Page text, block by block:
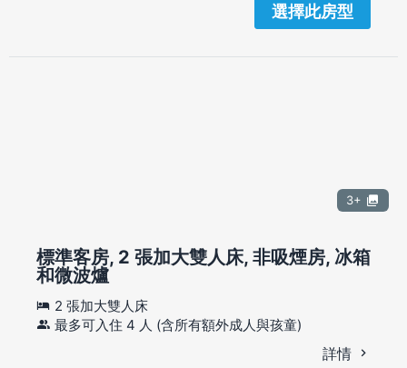
選擇此房型
3+
標準客房, 2 張加大雙人床, 非吸煙房, 冰箱
和微波爐
2 張加大雙人床
最多可入住 4 人 (含所有額外成人與孩童)
詳情